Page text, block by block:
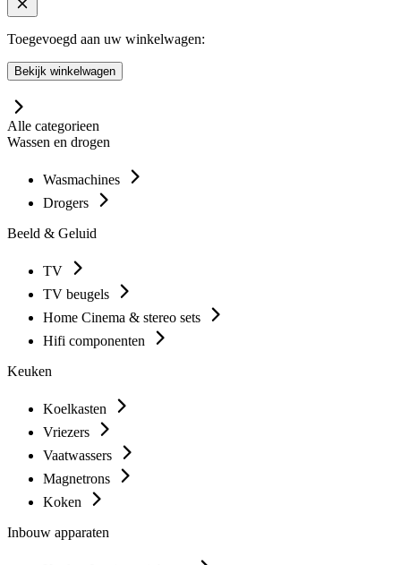
Toegevoegd aan uw winkelwagen:
Bekijk winkelwagen
Alle categorieen
Wassen en drogen
Wasmachines
Drogers
Beeld & Geluid
TV
TV beugels
Home Cinema & stereo sets
Hifi componenten
Keuken
Koelkasten
Vriezers
Vaatwassers
Magnetrons
Koken
Inbouw apparaten